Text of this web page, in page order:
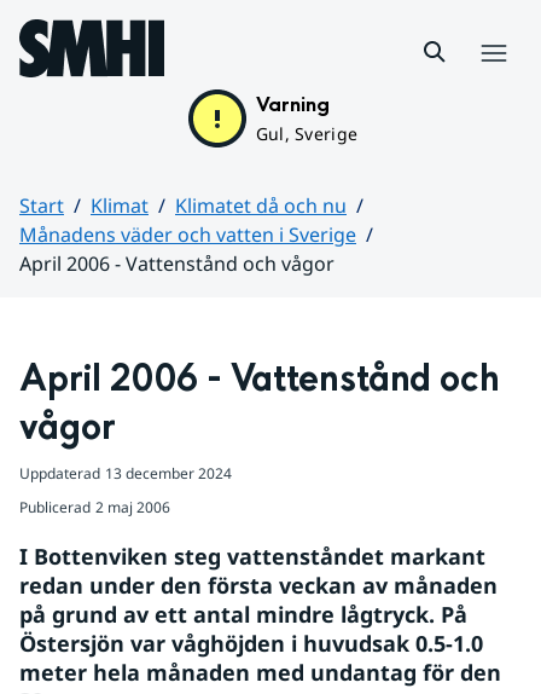
Hoppa till sidans innehåll
Varning
Gul, Sverige
Start Klimat
Klimatet då och nu
Månadens väder och vatten i Sverige
April 2006 - Vattenstånd och vågor
April 2006 - Vattenstånd och
vågor
Uppdaterad 13 december 2024
Publicerad 2 maj 2006
I Bottenviken steg vattenståndet markant
redan under den första veckan av månaden
på grund av ett antal mindre lågtryck. På
Östersjön var våghöjden i huvudsak 0.5-1.0
meter hela månaden med undantag för den